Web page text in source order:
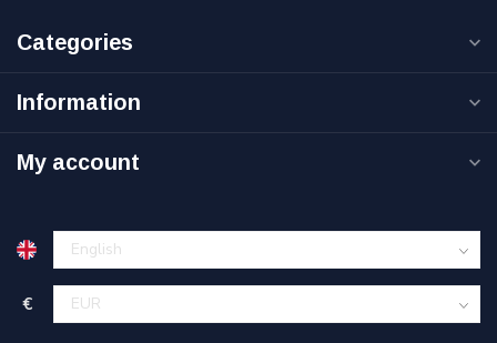
Categories
Information
My account
€